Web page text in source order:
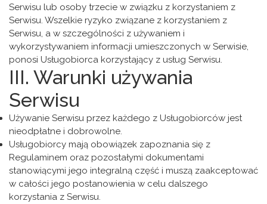
Serwisu lub osoby trzecie w związku z korzystaniem z
Serwisu. Wszelkie ryzyko związane z korzystaniem z
Serwisu, a w szczególności z używaniem i
wykorzystywaniem informacji umieszczonych w Serwisie,
ponosi Usługobiorca korzystający z usług Serwisu.
III. Warunki używania
Serwisu
Używanie Serwisu przez każdego z Usługobiorców jest
nieodpłatne i dobrowolne.
Usługobiorcy mają obowiązek zapoznania się z
Regulaminem oraz pozostałymi dokumentami
stanowiącymi jego integralną część i muszą zaakceptować
w całości jego postanowienia w celu dalszego
korzystania z Serwisu.